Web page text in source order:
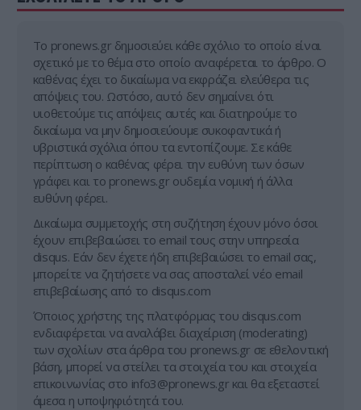
Tο pronews.gr δημοσιεύει κάθε σχόλιο το οποίο είναι
σχετικό με το θέμα στο οποίο αναφέρεται το άρθρο. Ο
καθένας έχει το δικαίωμα να εκφράζει ελεύθερα τις
απόψεις του. Ωστόσο, αυτό δεν σημαίνει ότι
υιοθετούμε τις απόψεις αυτές και διατηρούμε το
δικαίωμα να μην δημοσιεύουμε συκοφαντικά ή
υβριστικά σχόλια όπου τα εντοπίζουμε. Σε κάθε
περίπτωση ο καθένας φέρει την ευθύνη των όσων
γράφει και το pronews.gr ουδεμία νομική ή άλλα
ευθύνη φέρει.
Δικαίωμα συμμετοχής στη συζήτηση έχουν μόνο όσοι
έχουν επιβεβαιώσει το email τους στην υπηρεσία
disqus. Εάν δεν έχετε ήδη επιβεβαιώσει το email σας,
μπορείτε να ζητήσετε να σας αποσταλεί νέο email
επιβεβαίωσης από το disqus.com
Όποιος χρήστης της πλατφόρμας του disqus.com
ενδιαφέρεται να αναλάβει διαχείριση (moderating)
των σχολίων στα άρθρα του pronews.gr σε εθελοντική
βάση, μπορεί να στείλει τα στοιχεία του και στοιχεία
επικοινωνίας στο info3@pronews.gr και θα εξεταστεί
άμεσα η υποψηφιότητά του.